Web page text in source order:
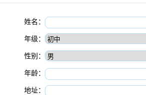
姓名：
年级：
性别：
年龄：
地址：